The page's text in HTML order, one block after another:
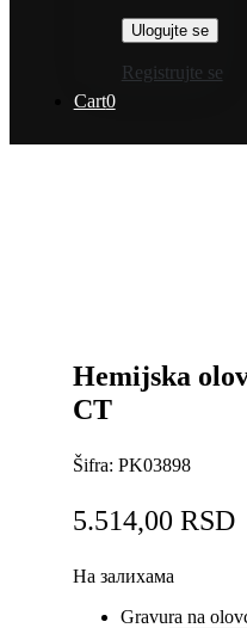
Registrujte se
Cart0
Hemijska
CT
Šifra: PK03898
5.514,00 RSD
На залихама
Gravura na